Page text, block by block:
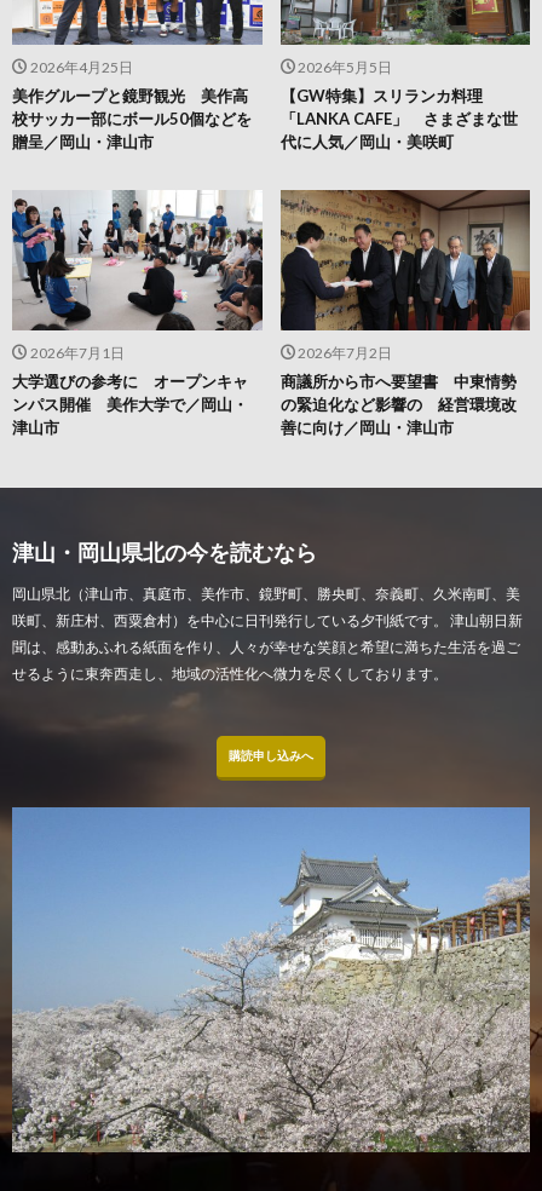
2026年7月2日
商議所から市へ要望書 中東情勢
の緊迫化など影響の 経営環境改
善に向け／岡山・津山市
2026年7月1日
大学選びの参考に オープンキャ
ンパス開催 美作大学で／岡山・
津山市
2026年5月5日
【GW特集】スリランカ料理
「LANKA CAFE」 さまざまな世
代に人気／岡山・美咲町
2026年4月25日
美作グループと鏡野観光 美作高
校サッカー部にボール50個などを
贈呈／岡山・津山市
津山・岡山県北の今を読むなら
岡山県北（津山市、真庭市、美作市、鏡野町、勝央町、奈義町、久米南町、美
咲町、新庄村、西粟倉村）を中心に日刊発行している夕刊紙です。 津山朝日新
聞は、感動あふれる紙面を作り、人々が幸せな笑顔と希望に満ちた生活を過ご
せるように東奔西走し、地域の活性化へ微力を尽くしております。
購読申し込みへ